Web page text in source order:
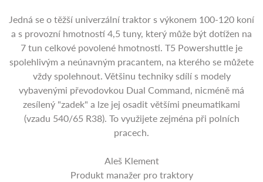
Jedná se o těžší univerzální traktor s výkonem 100-120 koní
a s provozní hmotností 4,5 tuny, který může být dotížen na
7 tun celkové povolené hmotnosti. T5 Powershuttle je
spolehlivým a neúnavným pracantem, na kterého se můžete
vždy spolehnout. Většinu techniky sdílí s modely
vybavenými převodovkou Dual Command, nicméně má
zesílený "zadek" a lze jej osadit většími pneumatikami
(vzadu 540/65 R38). To využijete zejména při polních
pracech.
Aleš Klement
Produkt manažer pro traktory